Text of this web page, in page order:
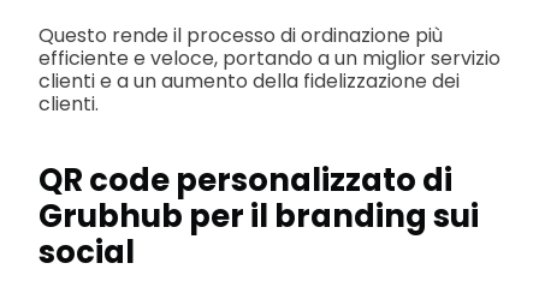
Questo rende il processo di ordinazione più
efficiente e veloce, portando a un miglior servizio
clienti e a un aumento della fidelizzazione dei
clienti.
QR code personalizzato di
Grubhub per il branding sui
social